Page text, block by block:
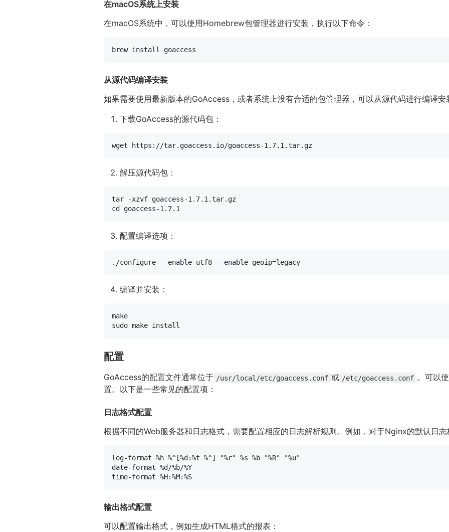
在macOS系统上安装
在macOS系统中，可以使用Homebrew包管理器进行安装，执行以下命令：
从源代码编译安装
如果需要使用最新版本的GoAccess，或者系统上没有合适的包管理器，可以从源代码进行编译安
下载GoAccess的源代码包：
解压源代码包：
cd
配置编译选项：
编译并安装：
sudo
配置
GoAccess的配置文件通常位于 /usr/local/etc/goaccess.conf 或 /etc/goaccess.conf 。可以
置。以下是一些常见的配置项：
日志格式配置
根据不同的Web服务器和日志格式，需要配置相应的日志解析规则。例如，对于Nginx的默认日志
log-format %h %^[%d:%t %^] "%r" %s %b "%R" "%u"
date-format %d/%b/%Y
输出格式配置
可以配置输出格式，例如生成HTML格式的报表：